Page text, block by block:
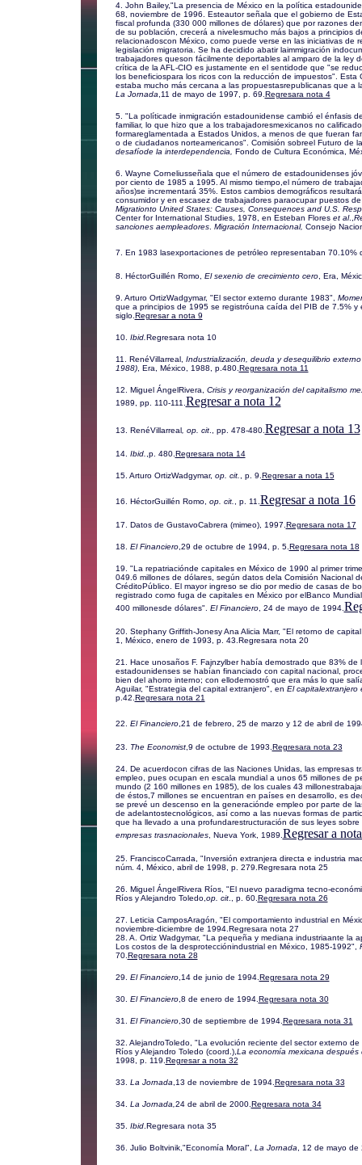
4. John Bailey,"La presencia de México en la política
68, noviembre de 1996. Esteautor señala que el gobierno de
fiscal profunda (330 000 millones de dólares) que por razones
de su población, crecerá a nivelesmucho más bajos a principios
relacionadoscon México, como puede verse en las iniciativas de
legislación migratoria. Se ha decidido abatir laimmigración
trabajadores queson fácilmente deportables al amparo de la ley
crítica de la AFL-CIO es justamente en el sentidode que "se
los beneficiospara los ricos con la reducción de impuestos". Esta
estaba mucho más cercana a las propuestasrepublicanas que a
La Jornada ,11 de mayo de 1997, p. 69. Regresara nota 4
5. "La políticade inmigración estadounidense cambió el énfasis
familiar, lo que hizo que a los trabajadoresmexicanos no
formareglamentada a Estados Unidos, a menos de que fueran
o de ciudadanos norteamericanos". Comisión sobreel Futuro de
desafíode la interdependencia, Fondo de Cultura Económica,
6. Wayne Corneliusseñala que el número de estadounidenses
por ciento de 1985 a 1995. Al mismo tiempo,el número de
años)se incrementará 35%. Estos cambios demográficos
consumidor y en escasez de trabajadores paraocupar puestos
Migrationto United States: Causes, Consequences and U.S.
Center for International Studies, 1978, en Esteban Flores et al.,
sanciones aempleadores. Migración Internacional, Consejo
7. En 1983 lasexportaciones de petróleo representaban 70.10%
8. HéctorGuillén Romo, El sexenio de crecimiento cero, Era,
9. Arturo OrtizWadgymar, "El sector externo durante 1983",
que a principios de 1995 se registróuna caída del PIB de 7.5%
siglo. Regresar a nota 9
10. Ibid. Regresara nota 10
11. RenéVillarreal, Industrialización, deuda y desequilibrio
1988), Era, México, 1988, p.480. Regresara nota 11
12. Miguel ÁngelRivera, Crisis y reorganización del capitalismo
1989, pp. 110-111. Regresar a nota 12
13. RenéVillarreal, op. cit., pp. 478-480. Regresar a nota 13
14. Ibid. ,p. 480. Regresara nota 14
15. Arturo OrtizWadgymar, op. cit. , p. 9. Regresar a nota 15
16. HéctorGuillén Romo, op. cit. , p. 11. Regresar a nota 16
17. Datos de GustavoCabrera (mimeo), 1997. Regresara nota 17
18. El Financiero,29 de octubre de 1994, p. 5. Regresara nota 18
19. "La repatriaciónde capitales en México de 1990 al primer
049.6 millones de dólares, según datos dela Comisión Nacional
CréditoPúblico. El mayor ingreso se dio por medio de casas de
registrado como fuga de capitales en México por elBanco
400 millonesde dólares". El Financiero, 24 de mayo de 1994.
20. Stephany Griffith-Jonesy Ana Alicia Marr, "El retorno de
1, México, enero de 1993, p. 43. Regresara nota 20
21. Hace unosaños F. Fajnzylber había demostrado que 83% de
estadounidenses se habían financiado con capital nacional,
bien del ahorro interno; con ellodemostró que era más lo que
Aguilar, "Estrategia del capital extranjero", en El capitalextranjero
p.42. Regresara nota 21
22. El Financiero,21 de febrero, 25 de marzo y 12 de abril de
23. The Economist,9 de octubre de 1993. Regresara nota 23
24. De acuerdocon cifras de las Naciones Unidas, las empresas
empleo, pues ocupan en escala mundial a unos 65 millones de
mundo (2 160 millones en 1985), de los cuales 43
de éstos,7 millones se encuentran en países en desarrollo, es
se prevé un descenso en la generaciónde empleo por parte de
de adelantostecnológicos, así como a las nuevas formas de
que ha llevado a una profundarestructuración de sus leyes
empresas trasnacionales, Nueva York, 1989. Regresar a
25. FranciscoCarrada, "Inversión extranjera directa e industria
núm. 4, México, abril de 1998, p. 279. Regresara nota 25
26. Miguel ÁngelRivera Ríos, "El nuevo paradigma tecno-
Ríos y Alejandro Toledo, op. cit., p. 60. Regresara nota 26
27. Leticia CamposAragón, "El comportamiento industrial en
noviembre-diciembre de 1994. Regresara nota 27
28. A. Ortiz Wadgymar, "La pequeña y mediana industriaante la
Los costos de la desprotecciónindustrial en México, 1985-1992",
70. Regresara nota 28
29. El Financiero,14 de junio de 1994. Regresara nota 29
30. El Financiero,8 de enero de 1994. Regresara nota 30
31. El Financiero,30 de septiembre de 1994. Regresara nota 31
32. AlejandroToledo, "La evolución reciente del sector externo
Ríos y Alejandro Toledo (coord.), La economía mexicana después
1998, p. 119. Regresar a nota 32
33. La Jornada ,13 de noviembre de 1994. Regresara nota 33
34. La Jornada, 24 de abril de 2000. Regresara nota 34
35. Ibid. Regresara nota 35
36. Julio Boltvinik,"Economía Moral", La Jornada , 12 de mayo de